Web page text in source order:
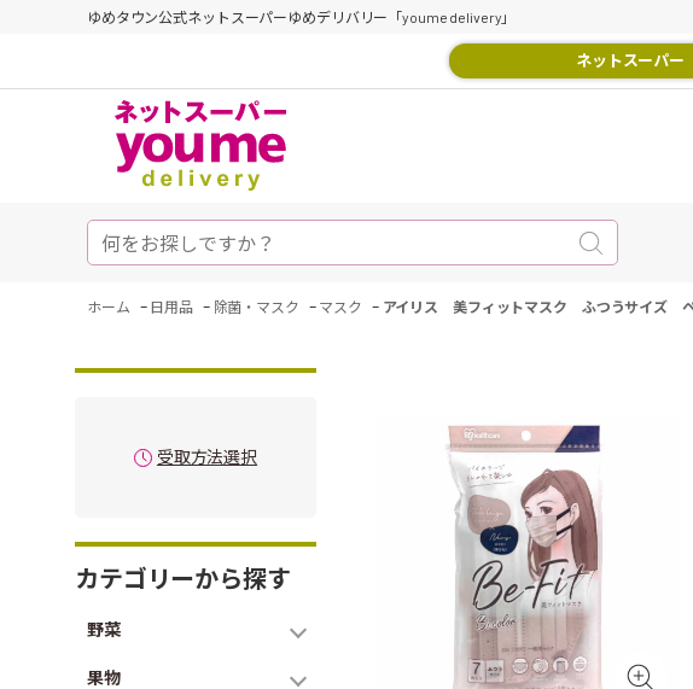
ゆめタウン公式ネットスーパーゆめデリバリー「youme delivery」
ネットスーパー
ホーム - 日用品 - 除菌・マスク - マスク - アイリス 美フィットマスク ふつうサイズ
受取方法選択
カテゴリーから探す
野菜
果物